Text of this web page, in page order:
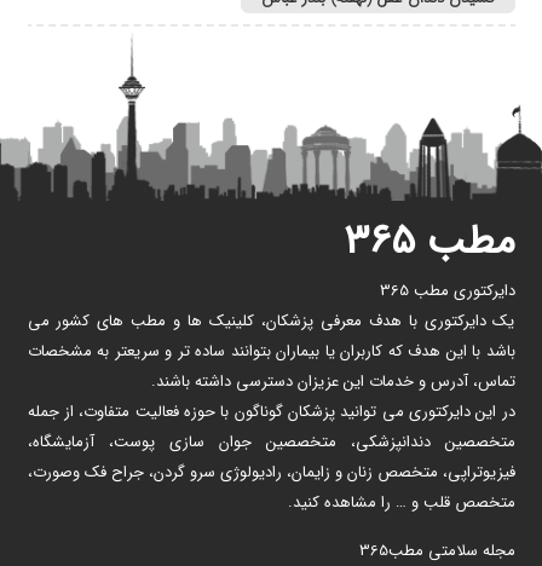
مطب ۳۶۵
دایرکتوری مطب 365
یک دایرکتوری با هدف معرفی پزشکان، کلینیک ها و مطب های کشور می
باشد با این هدف که کاربران یا بیماران بتوانند ساده تر و سریعتر به مشخصات
تماس، آدرس و خدمات این عزیزان دسترسی داشته باشند.
در این دایرکتوری می توانید پزشکان گوناگون با حوزه فعالیت متفاوت، از جمله
متخصصین دندانپزشکی، متخصصین جوان سازی پوست، آزمایشگاه،
فیزیوتراپی، متخصص زنان و زایمان، رادیولوژی سرو گردن، جراح فک وصورت،
متخصص قلب و … را مشاهده کنید.
مجله سلامتی مطب365